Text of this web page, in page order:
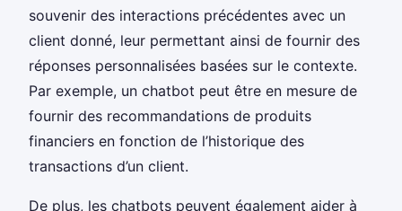
souvenir des interactions précédentes avec un
client donné, leur permettant ainsi de fournir des
réponses personnalisées basées sur le contexte.
Par exemple, un chatbot peut être en mesure de
fournir des recommandations de produits
financiers en fonction de l’historique des
transactions d’un client.
De plus, les chatbots peuvent également aider à